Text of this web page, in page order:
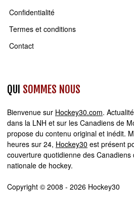
Confidentialité
Termes et conditions
Contact
QUI SOMMES NOUS
Bienvenue sur Hockey30.com.
dans la LNH et sur les Canadiens de
propose du contenu original et inédit.
heures sur 24, Hockey30 est présent
couverture quotidienne des
nationale de hockey.
Copyright © 2008 - 2026 Hockey30